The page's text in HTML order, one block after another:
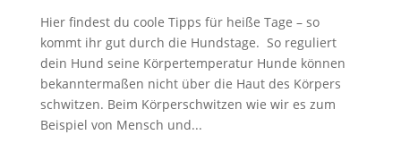
Hier findest du coole Tipps für heiße Tage – so
kommt ihr gut durch die Hundstage. So reguliert
dein Hund seine Körpertemperatur Hunde können
bekanntermaßen nicht über die Haut des Körpers
schwitzen. Beim Körperschwitzen wie wir es zum
Beispiel von Mensch und...